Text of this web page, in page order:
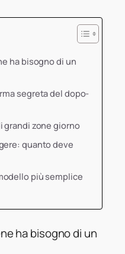
ha bisogno di un
segreta del dopo-
grandi zone giorno
quanto deve
più semplice
ha bisogno di un